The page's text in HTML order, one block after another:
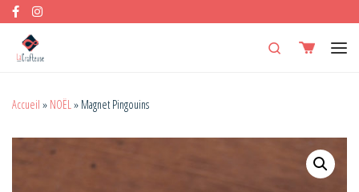
Skip to content
Search
Accueil » NOËL» Magnet Pingouins